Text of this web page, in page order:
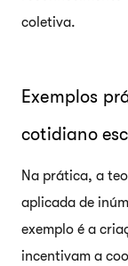
coletiva.
Exemplos
cotidiano
Na prática, a
aplicada de
exemplo é a
incentivam a